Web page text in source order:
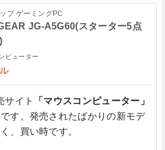
プ ゲーミングPC
JG-A5G60(スターター5点
ピューター
サイト
「マウスコンピューター」
す。発売されたばかりの新モデ
、買い時です。